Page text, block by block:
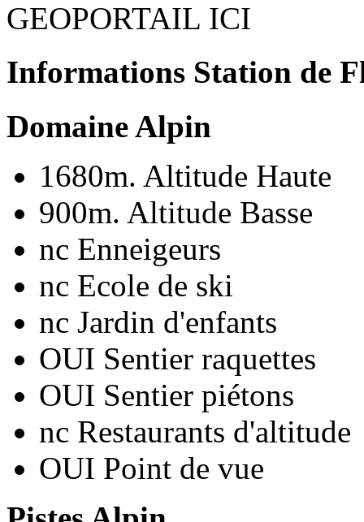
GEOPORTAIL ICI
Informations Station de
Domaine Alpin
1680m. Altitude Haute
900m. Altitude Basse
nc Enneigeurs
nc Ecole de ski
nc Jardin d'enfants
OUI Sentier raquettes
OUI Sentier piétons
nc Restaurants d'altitude
OUI Point de vue